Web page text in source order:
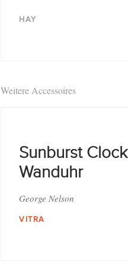
HAY
Weitere Accessoires
Sunburst Clock
Wanduhr
George Nelson
VITRA